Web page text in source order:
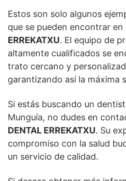
Estos son solo algunos
que se pueden encontrar en
ERREKATXU. El equipo de
altamente cualificados se
trato cercano y
garantizando así la máxima
Si estás buscando un
Munguía, no dudes en
DENTAL ERREKATXU. Su
compromiso con la salud
un servicio de calidad.